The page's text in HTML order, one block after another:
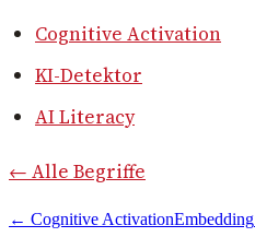
Cognitive Activation
KI-Detektor
AI Literacy
← Alle Begriffe
← Cognitive ActivationEmbedding